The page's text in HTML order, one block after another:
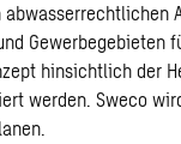
Gewerbegebieten
hinsichtlich der
werden. Sweco